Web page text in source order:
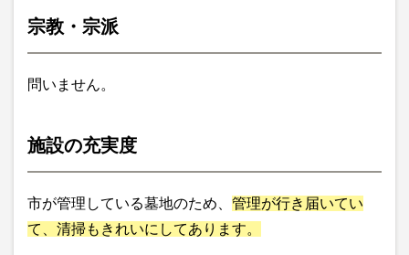
宗教・宗派
問いません。
施設の充実度
市が管理している墓地のため、 管理が行き届いてい
て、清掃もきれいにしてあります。